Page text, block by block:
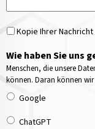
Kopie Ihrer
Wie haben Sie uns
Menschen, die unsere
können. Daran können
Google
ChatGPT